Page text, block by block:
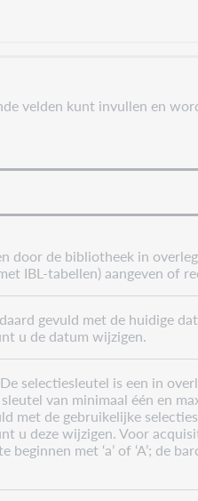
velden kunt invullen en
door de bibliotheek in
IBL-tabellen) aangeven of
gevuld met de huidige
u de datum wijzigen.
selectiesleutel is een in
van minimaal één en
met de gebruikelijke
u deze wijzigen. Voor
beginnen met ‘a’ of ‘A’; de